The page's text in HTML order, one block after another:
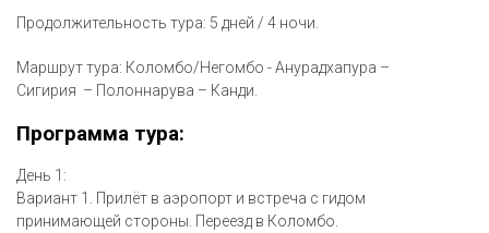
Продолжительность тура: 5 дней / 4 ночи.
Маршрут тура: Коломбо/Негомбо - Анурадхапура –
Сигирия – Полоннарува – Канди.
Программа тура:
День 1:
Вариант 1. Прилёт в аэропорт и встреча с гидом
принимающей стороны. Переезд в Коломбо.